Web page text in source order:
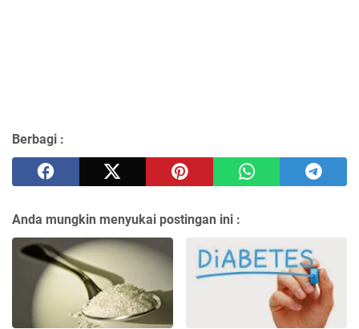
Berbagi :
Anda mungkin menyukai postingan ini :